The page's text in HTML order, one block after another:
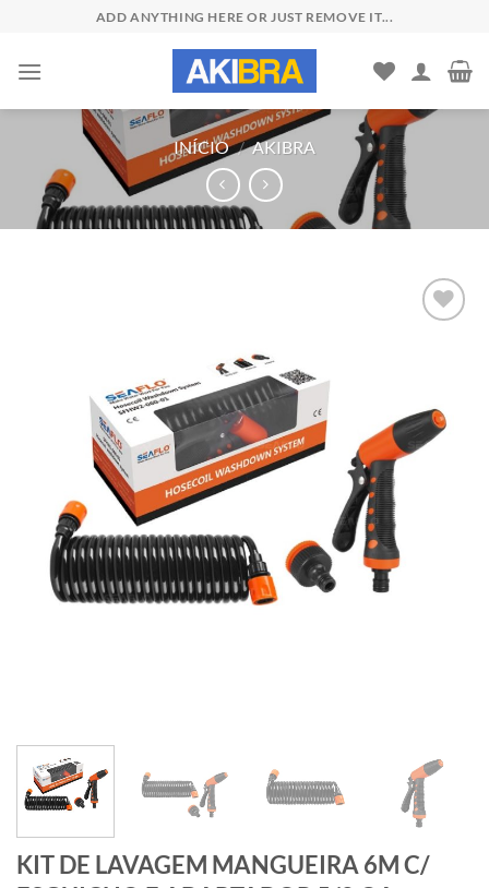
content
ADD ANYTHING HERE OR JUST REMOVE IT...
INÍCIO / AKIBRA
KIT DE LAVAGEM MANGUEIRA 6M C/